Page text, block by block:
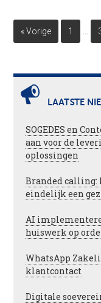
« Vorige 1
LAATSTE
SOGEDES en
aan voor de
oplossingen
Branded
eindelijk een
AI
huiswerk op orde
WhatsApp
klantcontact
Digitale